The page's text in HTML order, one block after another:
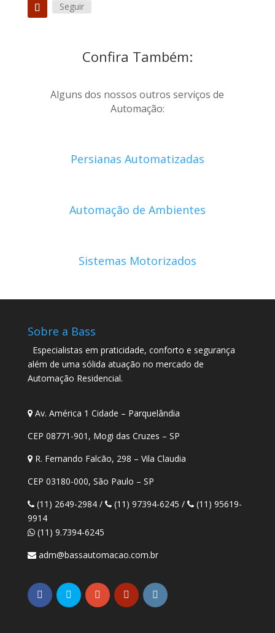
Seguir
Confira Também:
Alguns dos nossos outros serviços de
Automação:
Persianas Automatizadas
Automação de Ambientes
Sistemas Motorizados
Sobre a Bass
Especialistas em praticidade, conforto e segurança
além de uma sólida atuação no mercado de
Automação Residencial.
Av. América 1 Cidade – Parquelândia
CEP 08771-901, Mogi das Cruzes – SP
R. Fernando Falcão, 298 – Vila Claudia
CEP 03180-000, São Paulo – SP
(11) 2649-2984 / (11) 97394-6245 /
(11) 95619-
9914
(11) 9.7394-6245
adm@bassautomacao.com.br